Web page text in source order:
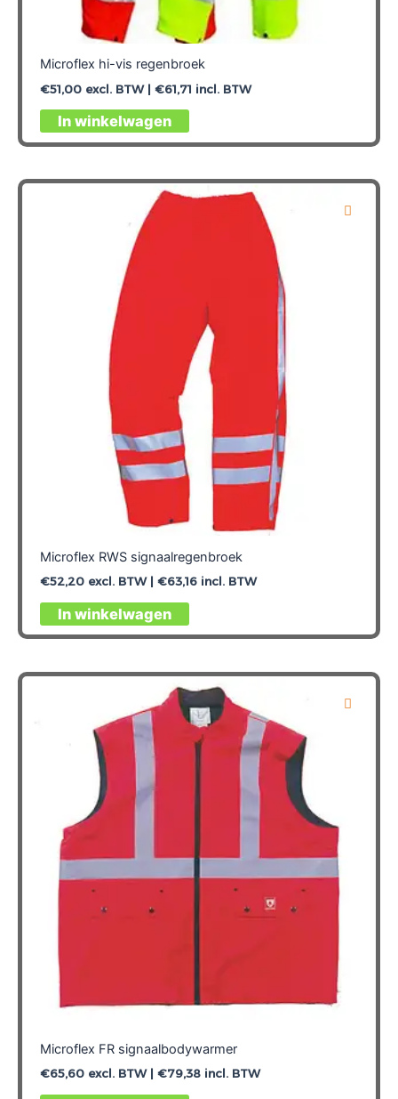
Microflex hi-vis regenbroek
€51,00excl. BTW | €61,71 incl. BTW
In winkelwagen
Dit
product
meerdere
variaties.
worden
op
de
productpagina
Microflex RWS signaalregenbroek
€52,20excl. BTW | €63,16incl. BTW
In winkelwagen
Dit
product
meerdere
variaties.
Deze
optie
productpagina
Microflex FR signaalbodywarmer
€65,60excl. BTW | €79,38incl. BTW